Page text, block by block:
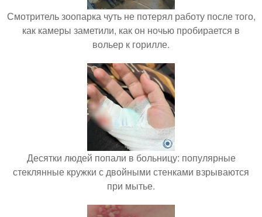
Смотритель зоопарка чуть не потерял работу после того,
как камеры заметили, как он ночью пробирается в
вольер к горилле.
Десятки людей попали в больницу: популярные
стеклянные кружки с двойными стенками взрываются
при мытье.